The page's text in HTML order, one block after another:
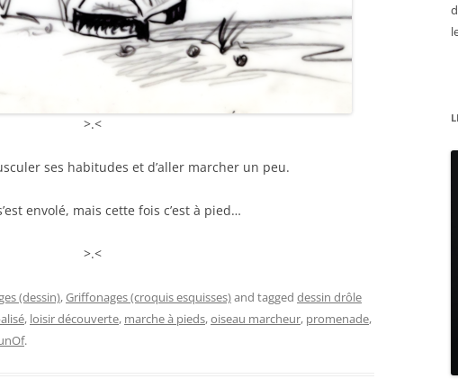
>.<
ses habitudes et d’aller marcher un peu.
envolé, mais cette fois c’est à pied…
>.<
(dessin),Griffonages (croquis esquisses)and tagged dessin drôle
, loisir découverte, marche à pieds,oiseau marcheur, promenade,
.